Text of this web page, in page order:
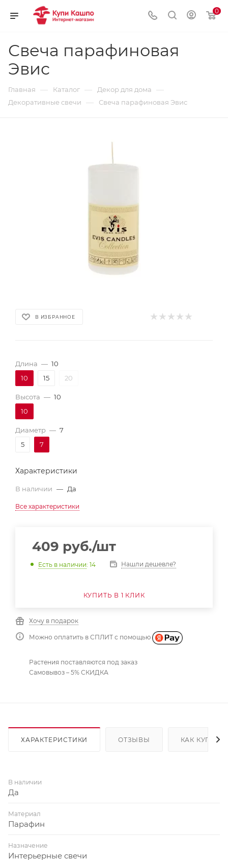
0
Свеча парафиновая
Эвис
Главная — Каталог — Декор для дома —
Декоративные свечи — Свеча парафиновая Эвис
В ИЗБРАННОЕ
Длина — 10
10
15 20
Высота — 10
10
Диаметр — 7
5
7
Характеристики
В наличии — Да
Все характеристики
409 руб./шт
Есть в наличии: 14 Нашли дешевле?
КУПИТЬ В 1 КЛИК
Хочу в подарок
Можно оплатить в СПЛИТ с помощью
Растения поставляются под заказ
Самовывоз – 5% СКИДКА
ХАРАКТЕРИСТИКИ ОТЗЫВЫ КАК КУПИТЬ
В наличии
Да
Материал
Парафин
Назначение
Интерьерные свечи